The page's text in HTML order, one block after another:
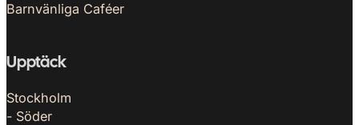
Barnvänliga Caféer
Upptäck
Stockholm
- Söder